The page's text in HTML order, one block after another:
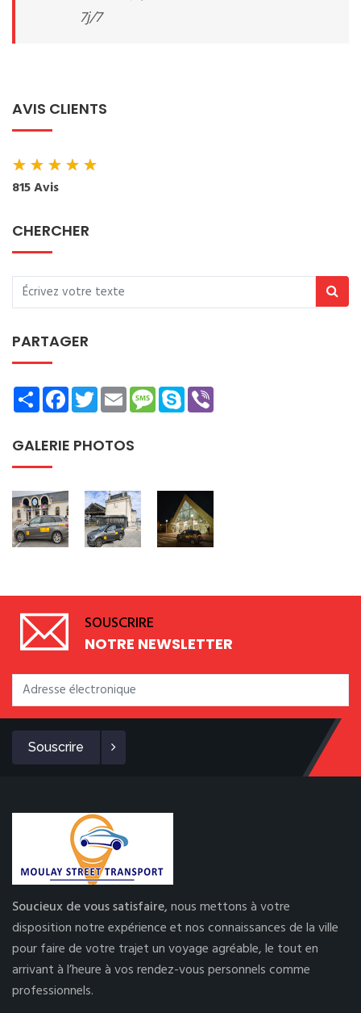
7j/7
AVIS CLIENTS
★★★★★
815 Avis
CHERCHER
PARTAGER
ShareFacebookTwitterEmailMessage
Skype
GALERIE PHOTOS
SOUSCRIRE
NOTRE NEWSLETTER
Souscrire
Soucieux de vous satisfaire,nous mettons à votre
disposition notre expérience et nos connaissances de la ville
pour faire de votre trajet un voyage agréable, le tout en
arrivant à l’heure à vos rendez-vous personnels comme
professionnels.